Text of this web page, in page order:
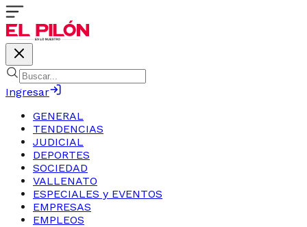
Ingresar
GENERAL
TENDENCIAS
JUDICIAL
DEPORTES
SOCIEDAD
VALLENATO
ESPECIALES y EVENTOS
EMPRESAS
EMPLEOS